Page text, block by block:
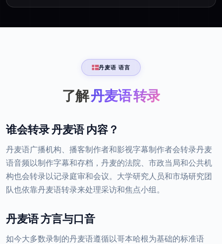
丹麦语 语言
了解丹麦语 转录
谁会转录 丹麦语 内容？
丹麦语广播机构、播客制作者和影视字幕制作者会转录丹麦
语音频以制作字幕和存档，丹麦的法院、市政当局和公共机
构也会转录以记录庭审和会议。大学研究人员和市场研究团
队也依靠丹麦语转录来处理采访和焦点小组。
丹麦语 方言与口音
如今大多数录制的丹麦语遵循以哥本哈根为基础的标准语